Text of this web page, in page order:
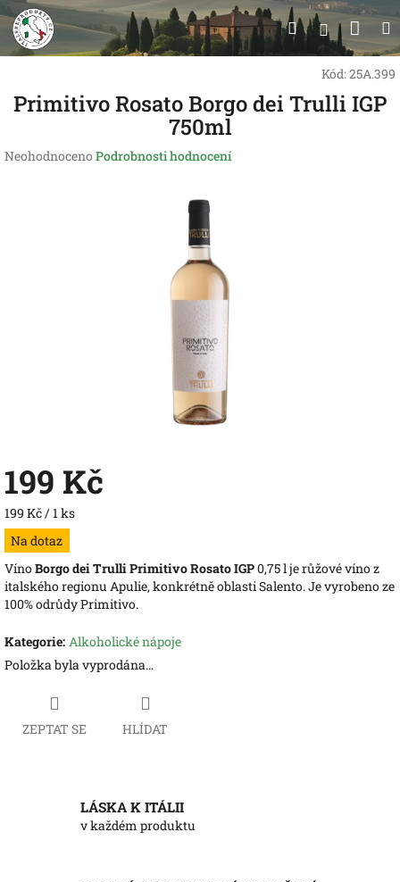
Přejít
na
obsah
Hledat
Kód:25A.399
Primitivo Rosato Borgo dei Trulli IGP
750ml
Průměrné
Neohodnoceno Podrobnosti hodnocení
199 Kč
Měrná
cena:
199 Kč / 1 ks
Na dotaz
VínoBorgo dei Trulli Primitivo Rosato IGP0,75 l je růžové víno z
italského regionu Apulie, konkrétně oblasti Salento. Je vyrobeno ze
100% odrůdy Primitivo.
Kategorie: Alkoholické nápoje
Položka byla vyprodána…
ZEPTAT SE HLÍDAT
LÁSKA K ITÁLII
v každém produktu